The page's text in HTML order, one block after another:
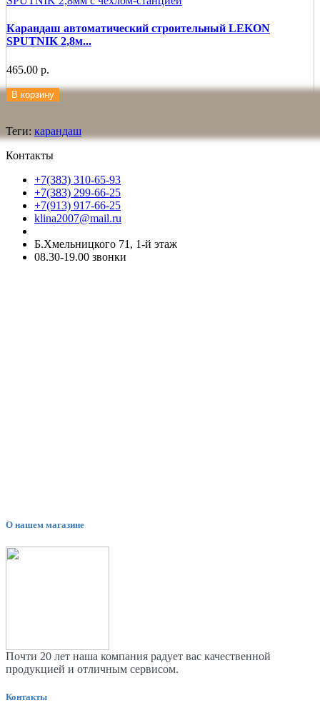
Карандаш автоматический строительный LEKON
SPUTNIK 2,8м...
465.00 р.
В корзину
Теги: карандаш
Контакты
+7(383) 310-65-93
+7(383) 299-66-25
+7(913) 917-66-25
klina2007@mail.ru
Б.Хмельницкого 71, 1-й этаж
08.30-19.00 звонки
О нашем магазине
Почти 20 лет наша компания радует вас качественной
продукцией и отличным сервисом.
Контакты